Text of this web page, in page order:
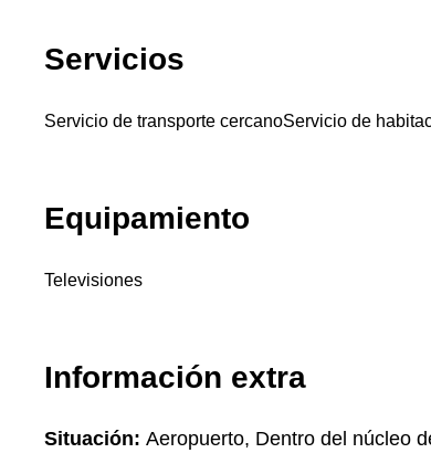
Servicios
Servicio de transporte cercanoServicio de
Equipamiento
Televisiones
Información extra
Situación: Aeropuerto, Dentro del núcleo